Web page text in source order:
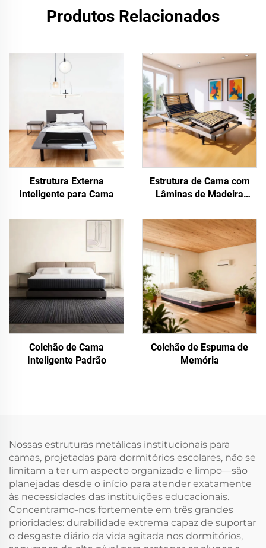
Produtos Relacionados
Estrutura Externa
Inteligente para Cama
Estrutura de Cama com
Lâminas de Madeira
Colchão de Cama
Inteligente Padrão
Colchão de Espuma de
Memória
Nossas estruturas metálicas institucionais para
camas, projetadas para dormitórios escolares, não se
limitam a ter um aspecto organizado e limpo—são
planejadas desde o início para atender exatamente
às necessidades das instituições educacionais.
Concentramo-nos fortemente em três grandes
prioridades: durabilidade extrema capaz de suportar
o desgaste diário da vida agitada nos dormitórios,